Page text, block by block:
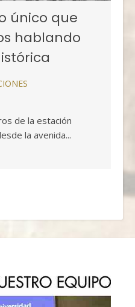
único que
hablando
de la estación
la avenida...